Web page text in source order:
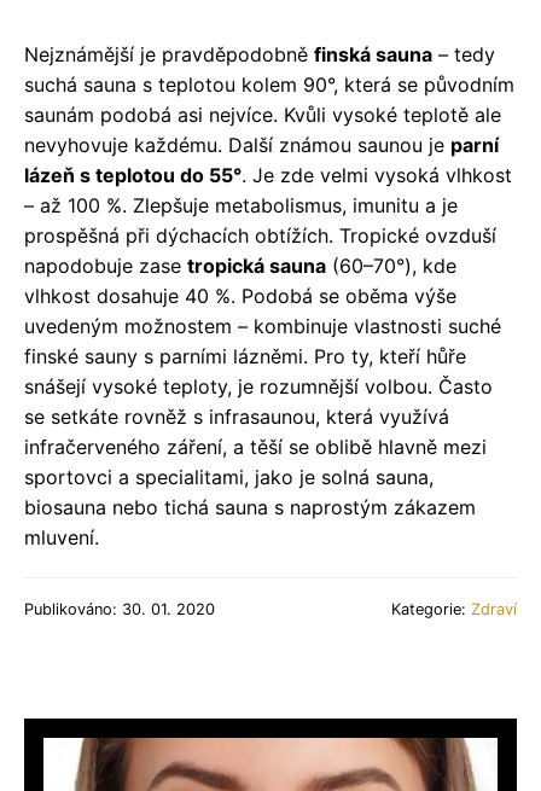
Nejznámější je pravděpodobně finská sauna – tedy
suchá sauna s teplotou kolem 90°, která se původním
saunám podobá asi nejvíce. Kvůli vysoké teplotě ale
nevyhovuje každému. Další známou saunou je parní
lázeň s teplotou do 55°. Je zde velmi vysoká vlhkost
– až 100 %. Zlepšuje metabolismus, imunitu a je
prospěšná při dýchacích obtížích. Tropické ovzduší
napodobuje zase tropická sauna (60–70°), kde
vlhkost dosahuje 40 %. Podobá se oběma výše
uvedeným možnostem – kombinuje vlastnosti suché
finské sauny s parními lázněmi. Pro ty, kteří hůře
snášejí vysoké teploty, je rozumnější volbou. Často
se setkáte rovněž s infrasaunou, která využívá
infračerveného záření, a těší se oblibě hlavně mezi
sportovci a specialitami, jako je solná sauna,
biosauna nebo tichá sauna s naprostým zákazem
mluvení.
Publikováno: 30. 01. 2020 Kategorie: Zdraví